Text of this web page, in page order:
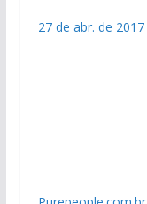
27 de abr. de 2017